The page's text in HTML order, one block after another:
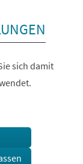
sich damit